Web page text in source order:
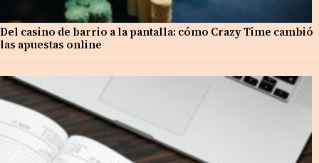
Del casino de barrio a la pantalla: cómo Crazy Time cambió
las apuestas online